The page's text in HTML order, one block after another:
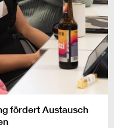
fördert Austausch